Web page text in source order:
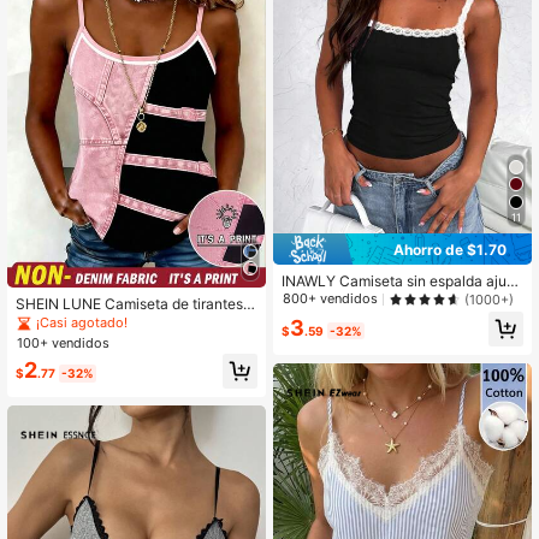
SHEIN LUNE Camiseta de tirantes c
orta ajustada regular para mujer
¡Casi agotado!
100+ vendidos
$2.77 -32%
11
Ahorro de $1.70
INAWLY Camiseta sin espalda ajust
ada simple de unicolor con adorno
800+ vendidos (1000+)
$3.59 -32%